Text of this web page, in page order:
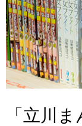
「立川